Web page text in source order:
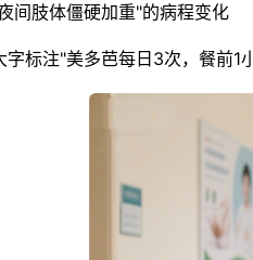
间肢体僵硬加重"的病程变化
字标注"美多芭每日3次，餐前1